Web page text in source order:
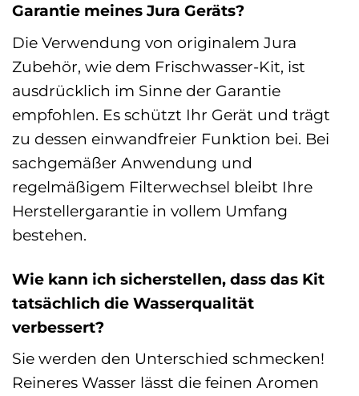
Garantie meines Jura Geräts?
Die Verwendung von originalem Jura
Zubehör, wie dem Frischwasser-Kit, ist
ausdrücklich im Sinne der Garantie
empfohlen. Es schützt Ihr Gerät und trägt
zu dessen einwandfreier Funktion bei. Bei
sachgemäßer Anwendung und
regelmäßigem Filterwechsel bleibt Ihre
Herstellergarantie in vollem Umfang
bestehen.
Wie kann ich sicherstellen, dass das Kit
tatsächlich die Wasserqualität
verbessert?
Sie werden den Unterschied schmecken!
Reineres Wasser lässt die feinen Aromen